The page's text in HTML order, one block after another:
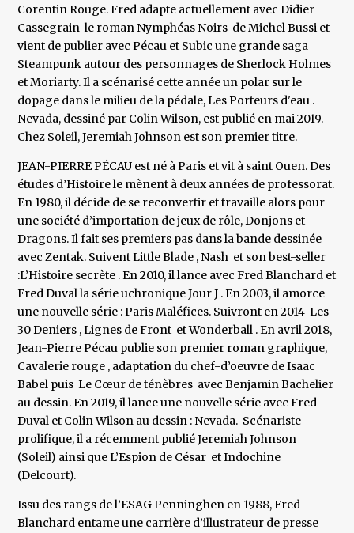
Corentin Rouge. Fred adapte actuellement avec Didier
Cassegrain le roman Nymphéas Noirs de Michel Bussi et
vient de publier avec Pécau et Subic une grande saga
Steampunk autour des personnages de Sherlock Holmes
et Moriarty. Il a scénarisé cette année un polar sur le
dopage dans le milieu de la pédale, Les Porteurs d'eau .
Nevada, dessiné par Colin Wilson, est publié en mai 2019.
Chez Soleil, Jeremiah Johnson est son premier titre.
JEAN-PIERRE PÉCAU est né à Paris et vit à saint Ouen. Des
études d’Histoire le mènent à deux années de professorat.
En 1980, il décide de se reconvertir et travaille alors pour
une société d’importation de jeux de rôle, Donjons et
Dragons. Il fait ses premiers pas dans la bande dessinée
avec Zentak. Suivent Little Blade , Nash et son best-seller
:L’Histoire secrète . En 2010, il lance avec Fred Blanchard et
Fred Duval la série uchronique Jour J . En 2003, il amorce
une nouvelle série : Paris Maléfices. Suivront en 2014 Les
30 Deniers , Lignes de Front et Wonderball . En avril 2018,
Jean-Pierre Pécau publie son premier roman graphique,
Cavalerie rouge , adaptation du chef-d’oeuvre de Isaac
Babel puis Le Cœur de ténèbres avec Benjamin Bachelier
au dessin. En 2019, il lance une nouvelle série avec Fred
Duval et Colin Wilson au dessin : Nevada. Scénariste
prolifique, il a récemment publié Jeremiah Johnson
(Soleil) ainsi que L’Espion de César et Indochine
(Delcourt).
Issu des rangs de l’ESAG Penninghen en 1988, Fred
Blanchard entame une carrière d’illustrateur de presse